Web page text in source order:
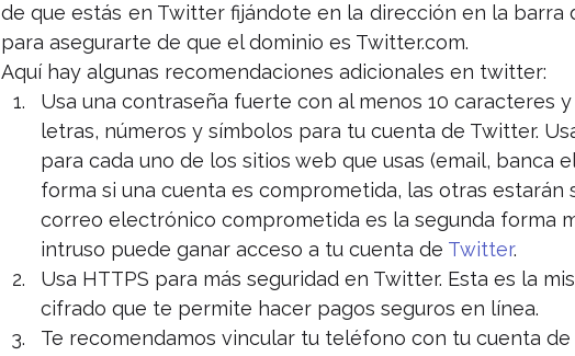
de que estás en Twitter fijándote en la dirección en la barra
para asegurarte de que el dominio es Twitter.com.
Aquí hay algunas recomendaciones adicionales en twitter:
Usa una contraseña fuerte con al menos 10 caracteres
letras, números y símbolos para tu cuenta de Twitter.
para cada uno de los sitios web que usas (email, banca
forma si una cuenta es comprometida, las otras estarán
correo electrónico comprometida es la segunda forma
intruso puede ganar acceso a tu cuenta de Twitter.
Usa HTTPS para más seguridad en Twitter. Esta es la
cifrado que te permite hacer pagos seguros en línea.
Te recomendamos vincular tu teléfono con tu cuenta